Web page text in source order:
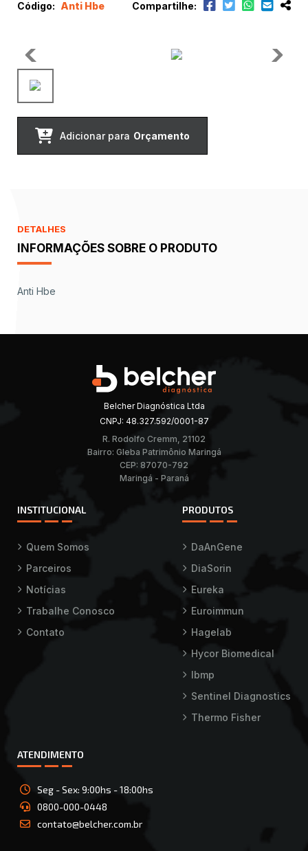
Código: Anti Hbe Compartilhe:
Adicionar para Orçamento
DETALHES
INFORMAÇÕES SOBRE O PRODUTO
Anti Hbe
Belcher Diagnóstica Ltda
CNPJ: 48.327.592/0001-87
R. Rodolfo Cremm, 21102
Bairro: Gleba Patrimônio Maringá
CEP: 87070-792
Maringá - Paraná
INSTITUCIONAL
Quem Somos
Parceiros
Notícias
Trabalhe Conosco
Contato
PRODUTOS
DaAnGene
DiaSorin
Eureka
Euroimmun
Hagelab
Hycor Biomedical
Ibmp
Sentinel Diagnostics
Thermo Fisher
ATENDIMENTO
Seg - Sex: 9:00hs - 18:00hs
0800-000-0448
contato@belcher.com.br